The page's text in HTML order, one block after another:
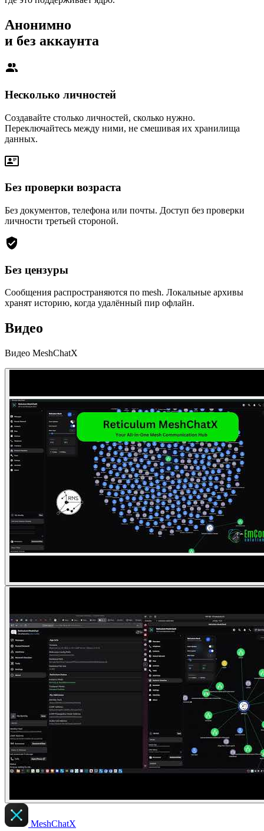
Анонимно
и без аккаунта
Несколько личностей
Создавайте столько личностей, сколько нужно.
Переключайтесь между ними, не смешивая их хранилища
данных.
Без проверки возраста
Без документов, телефона или почты. Доступ без проверки
личности третьей стороной.
Без цензуры
Сообщения распространяются по mesh. Локальные архивы
хранят историю, когда удалённый пир офлайн.
Видео
Видео MeshChatX
MeshChatX